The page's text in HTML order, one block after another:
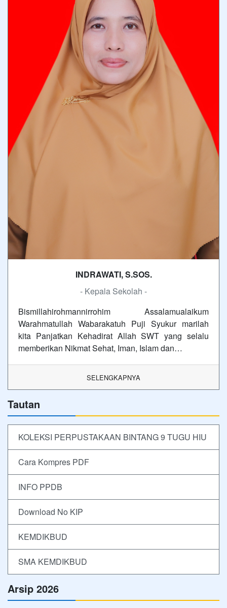
INDRAWATI, S.SOS.
- Kepala Sekolah -
Bismillahirohmannirrohim Assalamualaikum
Warahmatullah Wabarakatuh Puji Syukur marilah
kita Panjatkan Kehadirat Allah SWT yang selalu
memberikan Nikmat Sehat, Iman, Islam dan…
SELENGKAPNYA
Tautan
KOLEKSI PERPUSTAKAAN BINTANG 9 TUGU HIU
Cara Kompres PDF
INFO PPDB
Download No KIP
KEMDIKBUD
SMA KEMDIKBUD
Arsip 2026